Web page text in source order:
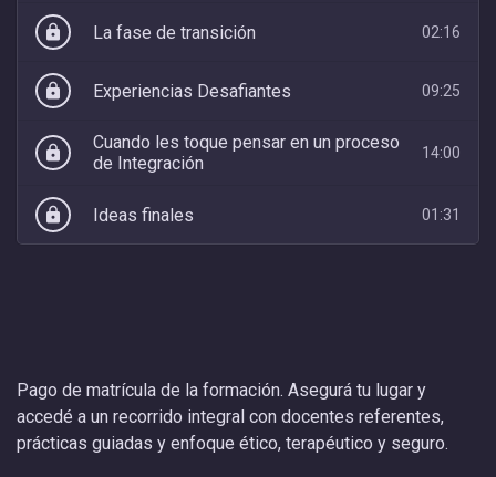
lock La fase de transición 02:16
lock Experiencias Desafiantes 09:25
lock
Cuando les toque pensar en un proceso
de Integración
14:00
lock Ideas finales 01:31
Pago de matrícula de la formación. Asegurá tu lugar y
accedé a un recorrido integral con docentes referentes,
prácticas guiadas y enfoque ético, terapéutico y seguro.